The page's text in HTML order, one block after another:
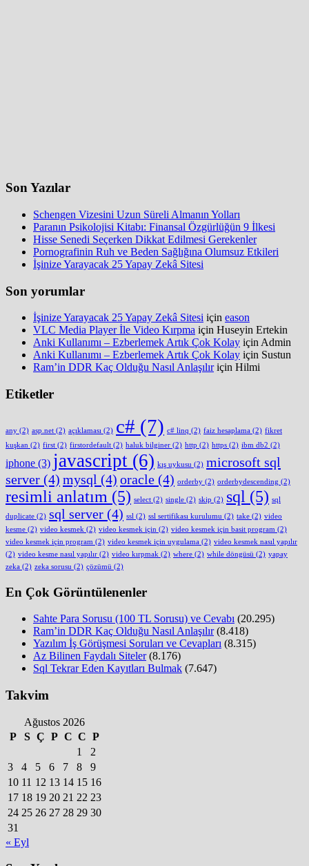
Son Yazılar
Schengen Vizesini Uzun Süreli Almanın Yolları
Paranın Psikolojisi Kitabı: Finansal Özgürlüğün 9 İlkesi
Hisse Senedi Seçerken Dikkat Edilmesi Gerekenler
Pornografinin Ruh ve Beden Sağlığına Olumsuz Etkileri
İşinize Yarayacak 25 Yapay Zekâ Sitesi
Son yorumlar
İşinize Yarayacak 25 Yapay Zekâ Sitesi için eason
VLC Media Player İle Video Kırpma için Huseyin Ertekin
Anki Kullanımı – Ezberlemek Artık Çok Kolay içinAdmin
Anki Kullanımı – Ezberlemek Artık Çok Kolay için Sustun
Ram’in DDR Kaç Olduğu Nasıl Anlaşılıriçin Hilmi
Etiketler
any (2) asp.net (2) açıklaması (2) c# (7) c# linq (2) faiz hesaplama (2) fikret
kuşkan (2) first (2) firstordefault (2) haluk bilginer (2) http (2) https (2) ibm db2 (2)
iphone (3) javascript (6) kış uykusu (2) microsoft sql
server (4) mysql (4) oracle (4) orderby (2) orderbydescending (2)
resimli anlatım (5) select (2) single (2) skip (2) sql (5) sql
duplicate (2) sql server (4) ssl (2) ssl sertifikası kurulumu (2) take (2) video
kesme (2) video kesmek (2) video kesmek için (2) video kesmek için basit program (2)
video kesmek için program (2) video kesmek için uygulama (2) video kesmek nasıl yapılır
(2) video kesme nasıl yapılır (2) video kırpmak (2) where (2) while döngüsü (2) yapay
zeka (2) zeka sorusu (2) çözümü (2)
En Çok Görüntülenenler
Sahte Para Sorusu (100 TL Sorusu) ve Cevabı (20.295)
Ram’in DDR Kaç Olduğu Nasıl Anlaşılır (8.418)
Yazılım İş Görüşmesi Soruları ve Cevapları (8.315)
Az Bilinen Faydalı Siteler (8.176)
Sql Tekrar Eden Kayıtları Bulmak (7.647)
Takvim
Ağustos 2026
P
S Ç P C C P
1
2
3
4 5 6 7 8
9
10 11 12 13 14 15 16
17 18 19 20 21 22 23
24 25 26 27 28 29 30
31
« Eyl